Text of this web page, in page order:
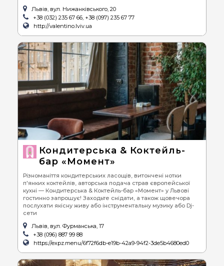
Львів, вул. Нижанківського, 20
+38 (032) 235 67 66, +38 (097) 235 67 77
http://valentino.lviv.ua
Кондитерська & Коктейль-
бар «Момент»
Різноманіття кондитерських ласощів, витончені нотки
п'янких коктейлів, авторська подача страв європейської
кухні — Кондитерська & Коктейль-бар «Момент» у Львові
гостинно запрошує! Заходьте снідати, а також щовечора
послухати якісну живу або інструментальну музику або Dj-
сети
Львів, вул. Фурманська, 17
+38 (096) 887 99 88
https://expz.menu/6f72f6db-e19b-42a9-94f2-3de5b4680ed0